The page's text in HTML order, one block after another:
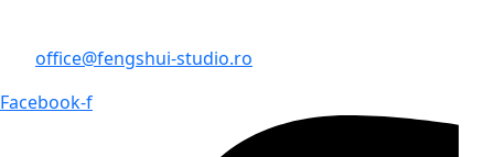
office@fengshui-studio.ro
Facebook-f